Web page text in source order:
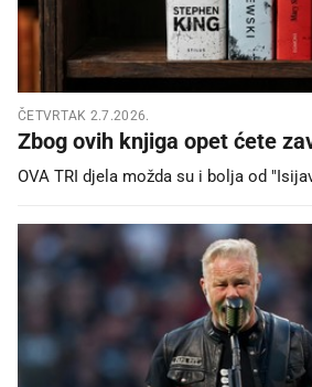
ČETVRTAK 2.7.2026.
Zbog ovih knjiga opet ćete
OVA TRI djela možda su i bolja od